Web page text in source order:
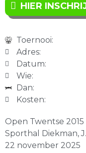
HIER
Toernooi:
Adres:
Datum:
Wie:
Dan:
Kosten:
Open Twentse
Sporthal Diekman,
22 november 2025